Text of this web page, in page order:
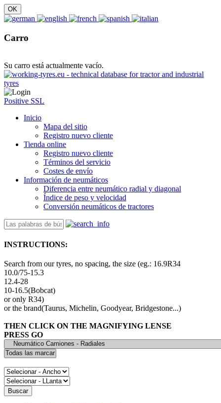
Carro
Su carro está actualmente vacío.
Positive SSL
Inicio
Mapa del sitio
Registro nuevo cliente
Tienda online
Registro nuevo cliente
Términos del servicio
Costes de envío
Información de neumáticos
Diferencia entre neumático radial y diagonal
Índice de peso y velocidad
Conversión neumáticos de tractores
INSTRUCTIONS:
Search from our tyres, no spacing, the size (eg.: 16.9R34
10.0/75-15.3
12.4-28
10-16.5(Bobcat)
or only R34)
or the brand(Taurus, Michelin, Goodyear, Bridgestone...)
THEN CLICK ON THE MAGNIFYING LENSE
PRESS GO